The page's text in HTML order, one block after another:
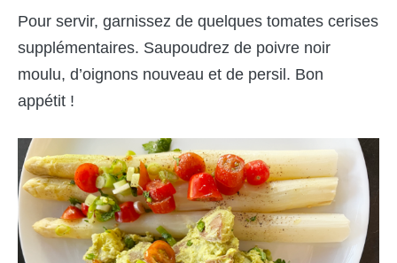
Pour servir, garnissez de quelques tomates cerises
supplémentaires. Saupoudrez de poivre noir
moulu, d’oignons nouveau et de persil. Bon
appétit !